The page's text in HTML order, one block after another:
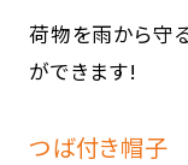
荷物を雨から守
ができます!
つば付き帽子